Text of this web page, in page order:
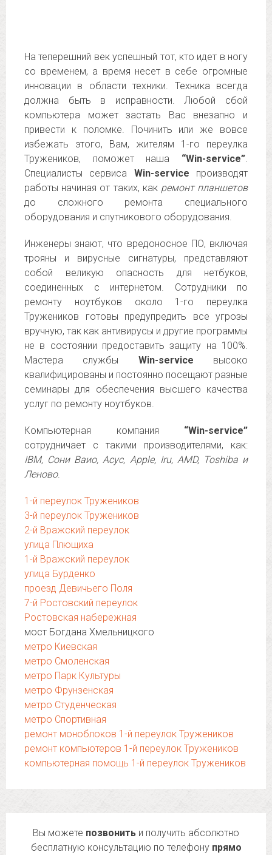
На теперешний век успешный тот, кто идет в ногу
со временем, а время несет в себе огромные
инновации в области техники. Техника всегда
должна быть в исправности. Любой сбой
компьютера может застать Вас внезапно и
привести к поломке. Починить или же вовсе
избежать этого, Вам, жителям 1-го переулка
Тружеников, поможет наша “Win-service”.
Специалисты сервиса Win-service производят
работы начиная от таких, как ремонт планшетов
до сложного ремонта специального
оборудования и спутникового оборудования.
Инженеры знают, что вредоносное ПО, включая
трояны и вирусные сигнатуры, представляют
собой великую опасность для нетбуков,
соединенных с интернетом. Сотрудники по
ремонту ноутбуков около 1-го переулка
Тружеников готовы предупредить все угрозы
вручную, так как антивирусы и другие программы
не в состоянии предоставить защиту на 100%.
Мастера службы Win-service высоко
квалифицированы и постоянно посещают разные
семинары для обеспечения высшего качества
услуг по ремонту ноутбуков.
Компьютерная компания “Win-service”
сотрудничает с такими производителями, как:
IBM, Сони Ваио, Асус, Apple, Iru, AMD, Toshiba и
Леново.
1-й переулок Тружеников
3-й переулок Тружеников
2-й Вражский переулок
улица Плющиха
1-й Вражский переулок
улица Бурденко
проезд Девичьего Поля
7-й Ростовский переулок
Ростовская набережная
мост Богдана Хмельницкого
метро Киевская
метро Смоленская
метро Парк Культуры
метро Фрунзенская
метро Студенческая
метро Спортивная
ремонт моноблоков 1-й переулок Тружеников
ремонт компьютеров 1-й переулок Тружеников
компьютерная помощь 1-й переулок Тружеников
Вы можете позвонить и получить абсолютно
бесплатную консультацию по телефону прямо